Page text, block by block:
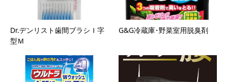
Dr.デンリスト歯間ブラシＩ字
型Ｍ
G&G冷蔵庫･野菜室用脱臭剤